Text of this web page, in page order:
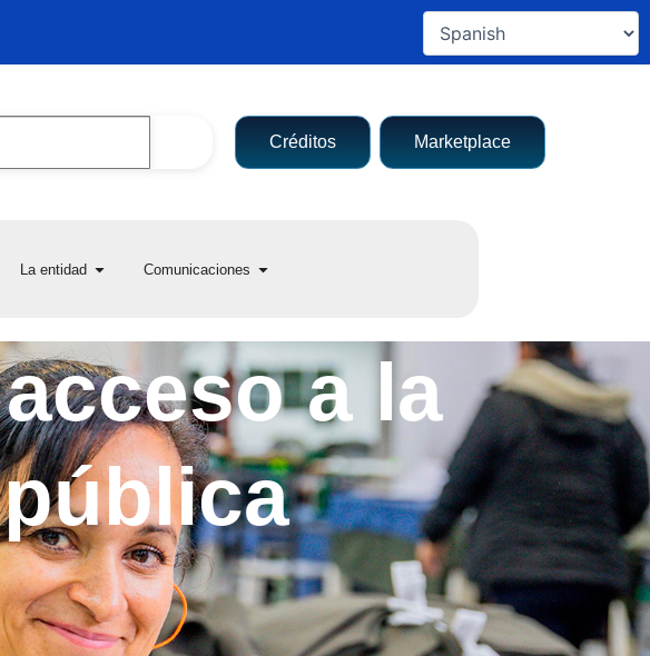
Créditos Marketplace
ciudadanía
Participa
La entidad Open La entidad
Comunicaciones Open Comunicaciones
a la